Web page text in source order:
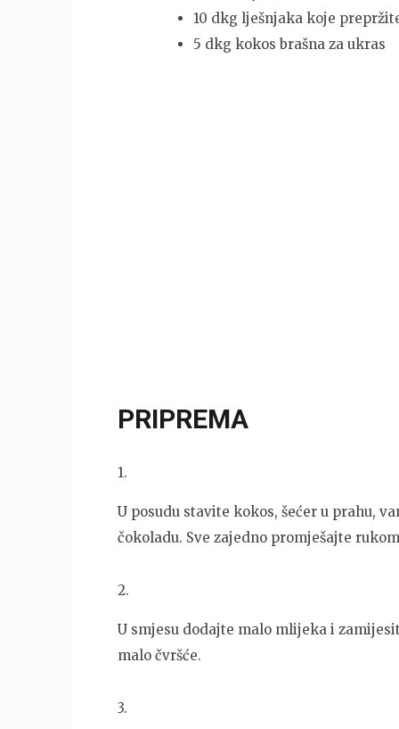
10 dkg lješnjaka koje
5 dkg kokos brašna za ukras
PRIPREMA
1.
U posudu stavite kokos, šećer u prahu,
čokoladu. Sve zajedno promješajte
2.
U smjesu dodajte malo mlijeka i
malo čvršće.
3.